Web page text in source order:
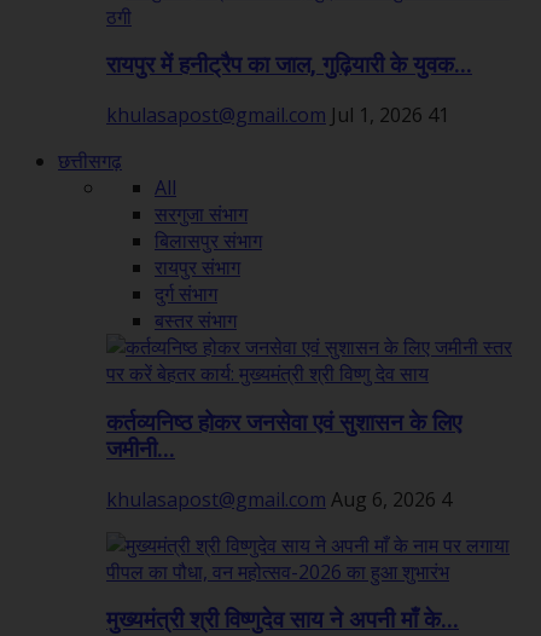
रायपुर में हनीट्रैप का जाल, गुढ़ियारी के युवक...
khulasapost@gmail.com Jul 1, 2026 41
छत्तीसगढ़
All
सरगुजा संभाग
बिलासपुर संभाग
रायपुर संभाग
दुर्ग संभाग
बस्तर संभाग
कर्तव्यनिष्ठ होकर जनसेवा एवं सुशासन के लिए
जमीनी...
khulasapost@gmail.com Aug 6, 2026 4
मुख्यमंत्री श्री विष्णुदेव साय ने अपनी माँ के...